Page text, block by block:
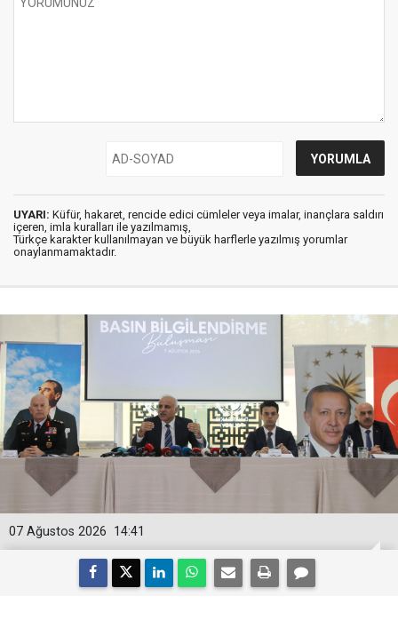
UYARI: Küfür, hakaret, rencide edici cümleler veya imalar, inançlara saldırı
içeren, imla kuralları ile yazılmamış,
Türkçe karakter kullanılmayan ve büyük harflerle yazılmış yorumlar
onaylanmamaktadır.
14:41
07 Ağustos 2026